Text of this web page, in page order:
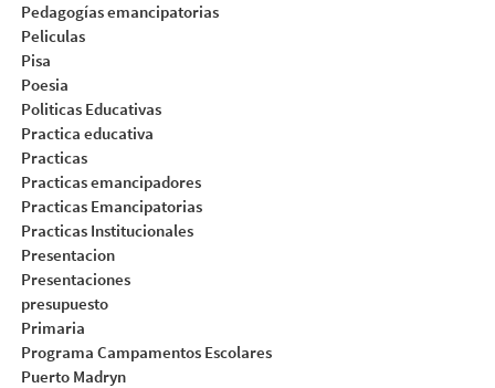
Pedagogías emancipatorias
Peliculas
Pisa
Poesia
Politicas Educativas
Practica educativa
Practicas
Practicas emancipadores
Practicas Emancipatorias
Practicas Institucionales
Presentacion
Presentaciones
presupuesto
Primaria
Programa Campamentos Escolares
Puerto Madryn